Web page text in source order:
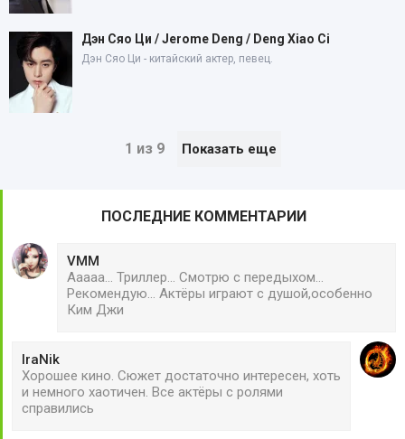
Дэн Сяо Ци / Jerome Deng / Deng Xiao Ci
Дэн Сяо Ци - китайский актер, певец.
1 из 9 Показать еще
ПОСЛЕДНИЕ КОММЕНТАРИИ
VMM
Ааааа... Триллер... Смотрю с передыхом...
Рекомендую... Актёры играют с душой,особенно
Ким Джи
IraNik
Хорошее кино. Сюжет достаточно интересен, хоть
и немного хаотичен. Все актёры с ролями
справились